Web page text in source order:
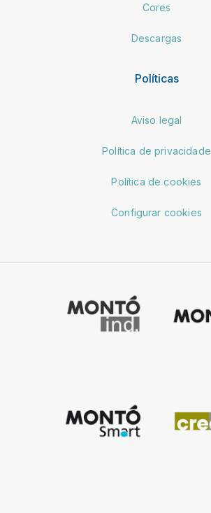
Cores
Descargas
Políticas
Aviso legal
Política de privacidade
Política de cookies
Configurar cookies